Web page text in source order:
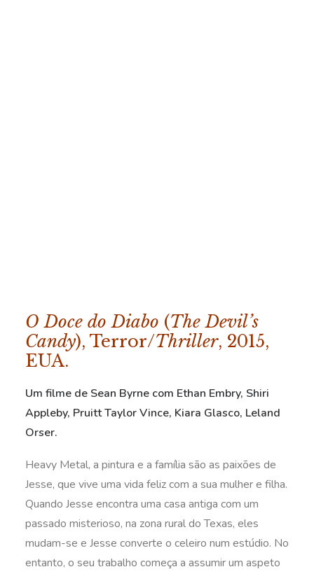
O Doce do Diabo (The Devil’s
Candy), Terror/Thriller, 2015,
EUA.
Um filme de Sean Byrne com Ethan Embry, Shiri
Appleby, Pruitt Taylor Vince, Kiara Glasco, Leland
Orser.
Heavy Metal, a pintura e a família são as paixões de
Jesse, que vive uma vida feliz com a sua mulher e filha.
Quando Jesse encontra uma casa antiga com um
passado misterioso, na zona rural do Texas, eles
mudam-se e Jesse converte o celeiro num estúdio. No
entanto, o seu trabalho começa a assumir um aspeto